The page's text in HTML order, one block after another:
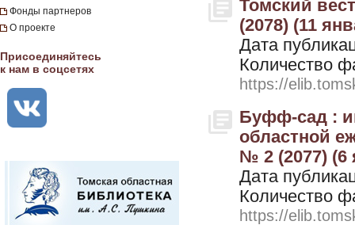
Фонды партнеров
О проекте
Присоединяйтесь
к нам в соцсетях
Томский
(2078) (11
Дата
Количество
https://
Буфф-сад :
областной
№ 2 (2077) (6
Дата
Количество
https://